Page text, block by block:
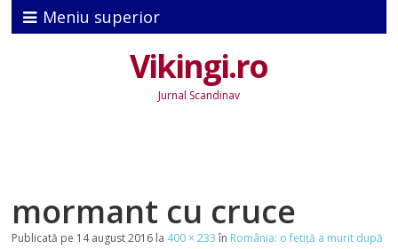
Meniu superior
Vikingi.ro
Jurnal Scandinav
mormant cu cruce
Publicată pe 14 august 2016 la 400 × 233în România: o fetiță a murit după